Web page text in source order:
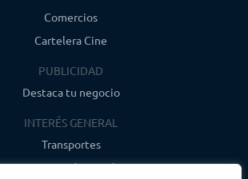
Comercios
Cartelera Cine
PUBLICIDAD
Destaca tu negocio
INTERÉS GENERAL
Transportes
Farmacias de guardia